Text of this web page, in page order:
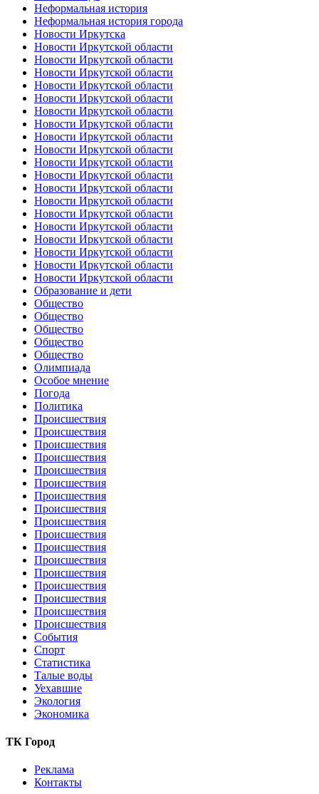
Неформальная история
Неформальная история города
Новости Иркутска
Новости Иркутской области
Новости Иркутской области
Новости Иркутской области
Новости Иркутской области
Новости Иркутской области
Новости Иркутской области
Новости Иркутской области
Новости Иркутской области
Новости Иркутской области
Новости Иркутской области
Новости Иркутской области
Новости Иркутской области
Новости Иркутской области
Новости Иркутской области
Новости Иркутской области
Новости Иркутской области
Новости Иркутской области
Новости Иркутской области
Новости Иркутской области
Образование и дети
Общество
Общество
Общество
Общество
Общество
Олимпиада
Особое мнение
Погода
Политика
Происшествия
Происшествия
Происшествия
Происшествия
Происшествия
Происшествия
Происшествия
Происшествия
Происшествия
Происшествия
Происшествия
Происшествия
Происшествия
Происшествия
Происшествия
Происшествия
Происшествия
События
Спорт
Статистика
Талые воды
Уехавшие
Экология
Экономика
ТК Город
Реклама
Контакты